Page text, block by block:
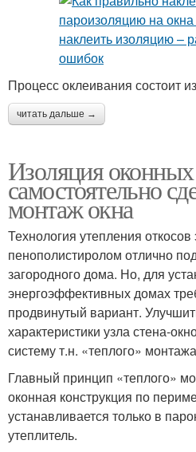
Процесс оклеивания состоит
читать дальше →
Изоляция
самостоятельно
монтаж окна
Технология утепления
пенополистиролом отлично
загородного дома. Но, для
энергоэффективных домах
продвинутый вариант.
характеристики узла стена-
систему т.н. «теплого»
Главный принцип «теплого»
оконная конструкция по
устанавливается только в
утеплитель.